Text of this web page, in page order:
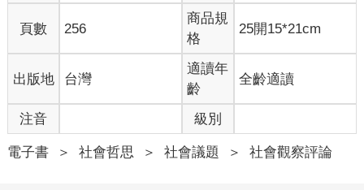
發抖。
「你給我過來！」母親扯著我細細的臂膀，把我拖到走廊盡頭的
那是父親的書房，大概三坪左右。窗戶是完全關閉的，但窗簾總
是開著，一半的地板被太陽照得金黃。房間裡還能聞到父親那股
房間左側擺著暖桌和椅子，桌上隨意放著粉紅、黃等各色螢光
筆、色鉛筆及文件。我的父親是小學老師，他總在週末或晚飯後
窩在這個房間裡，用暖桌上的筆批改考卷和作業。當然，工作日
頁數 256
商品規
格
25開15*21cm
出版地 台灣
適讀年
齡
全齡適讀
注音 級別
電子書 ＞ 社會哲思 ＞ 社會議題 ＞ 社會觀察評論